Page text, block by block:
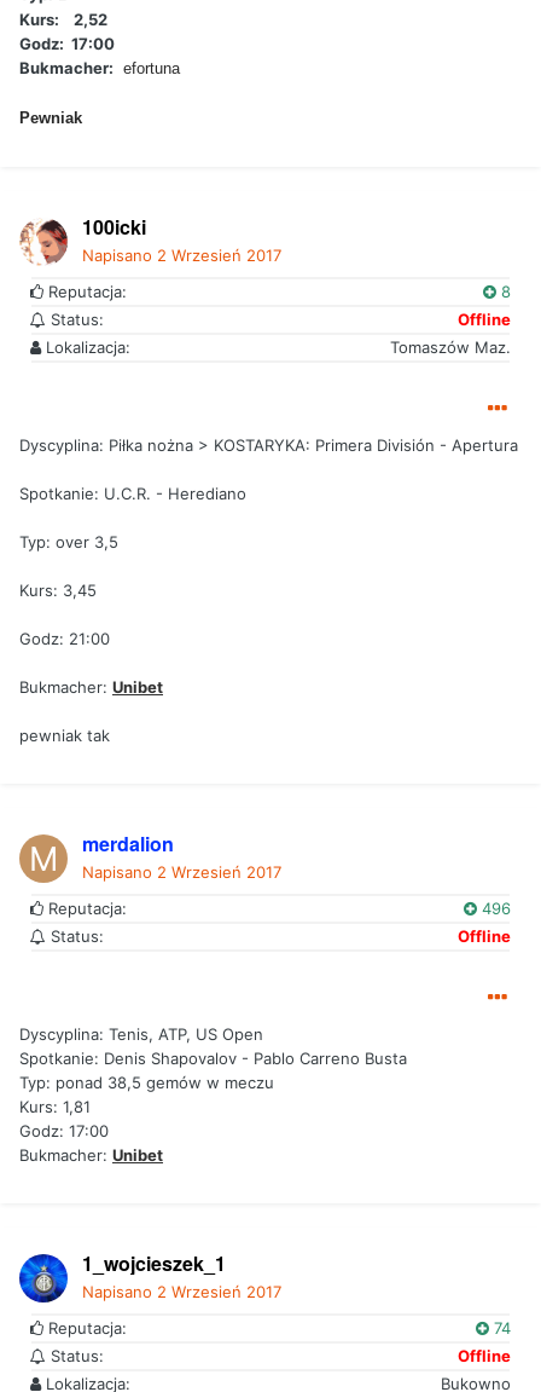
Kurs:
2,52
Godz: 17:00
Bukmacher: efortuna
Pewniak
100icki
Napisano 2 Wrzesień 2017
Reputacja:
8
Status:
Offline
Lokalizacja:
Tomaszów Maz.
Dyscyplina: Piłka nożna > KOSTARYKA: Primera División - Apertura
Spotkanie: U.C.R. - Herediano
Typ: over 3,5
Kurs: 3,45
Godz: 21:00
Bukmacher: Unibet
pewniak tak
merdalion
Napisano 2 Wrzesień 2017
Reputacja:
496
Status:
Offline
Dyscyplina: Tenis, ATP, US Open
Spotkanie: Denis Shapovalov - Pablo Carreno Busta
Typ: ponad 38,5 gemów w meczu
Kurs: 1,81
Godz: 17:00
Bukmacher: Unibet
1_wojcieszek_1
Napisano 2 Wrzesień 2017
Reputacja:
74
Status:
Offline
Lokalizacja:
Bukowno